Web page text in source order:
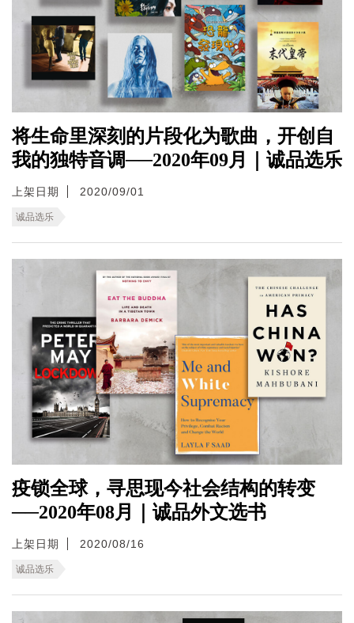
将生命里深刻的片段化为歌曲，开创自
我的独特音调──2020年09月｜诚品选乐
上架日期 2020/09/01
诚品选乐
疫锁全球，寻思现今社会结构的转变
──2020年08月｜诚品外文选书
上架日期 2020/08/16
诚品选乐